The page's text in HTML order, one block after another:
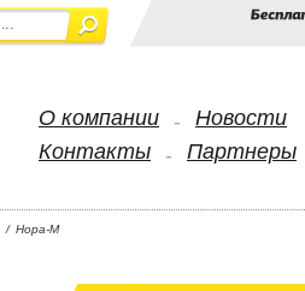
О компании -
Новости
Контакты
- Партнеры
/ Нора-М